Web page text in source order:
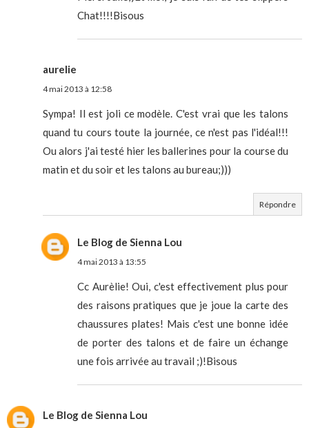
Chat!!!!Bisous
aurelie
4 mai 2013 à 12:58
Sympa! Il est joli ce modèle. C'est vrai que les talons
quand tu cours toute la journée, ce n'est pas l'idéal!!!
Ou alors j'ai testé hier les ballerines pour la course du
matin et du soir et les talons au bureau;)))
Répondre
Le Blog de Sienna Lou
4 mai 2013 à 13:55
Cc Aurèlie! Oui, c'est effectivement plus pour
des raisons pratiques que je joue la carte des
chaussures plates! Mais c'est une bonne idée
de porter des talons et de faire un échange
une fois arrivée au travail ;)!Bisous
Le Blog de Sienna Lou